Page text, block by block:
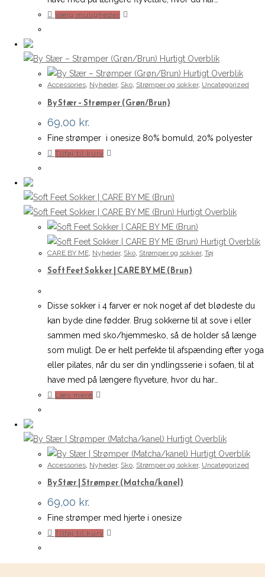
Vælg muligheder
flere
varianter.
Mulighederne
kan
på
Hurtigt Overblik
Hurtigt Overblik
Accessories, Nyheder, Sko, Strømper og sokker, Uncategorized
By Stær – Strømper (Grøn/Brun)
69,00 kr.
Fine strømper i onesize 80% bomuld, 20% polyester
Tilføj til kurv
Hurtigt Overblik
Hurtigt Overblik
CARE BY ME Nyheder, Sko Strømper og sokker, Tøj
Soft Feet Sokker | CARE BY ME (Brun)
Disse sokker i 4 farver er nok noget af det blødeste du
kan byde dine fødder. Brug sokkerne til at sove i eller
sammen med sko/hjemmesko, så de holder så længe
som muligt. De er helt perfekte til afspænding efter yoga
eller pilates, når du ser din yndlingsserie i sofaen, til at
have med på længere flyveture, hvor du har…
Læs mere
Hurtigt Overblik
Hurtigt Overblik
Accessories Nyheder, Sko Strømper og sokker, Uncategorized
By Stær | Strømper (Matcha/kanel)
69,00 kr.
Fine strømper med hjerte i onesize
Tilføj til kurv